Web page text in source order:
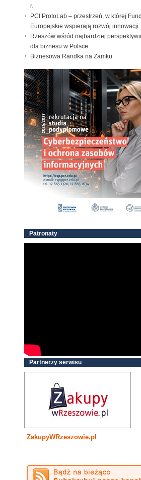
r.
PCI ProtoLab – przestrzeń, w której
Europejskie wspierają rozwój innowacji
Rzeszów wśród najbardziej
dla biznesu w Polsce
Biznesowa Randka na Zamku
Patronaty
Partnerzy serwisu
ZakupyWRzeszowie.pl